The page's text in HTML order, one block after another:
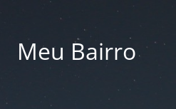
Meu Bairro